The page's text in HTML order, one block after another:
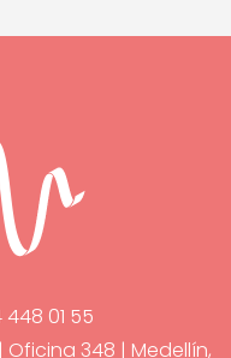
01 55
Oficina 348 | Medellín,